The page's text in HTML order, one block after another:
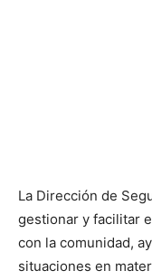
La Dirección de
gestionar y facilitar
con la comunidad,
situaciones en